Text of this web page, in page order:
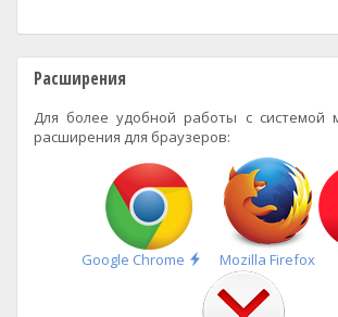
Расширения
Для более удобной работы с системой
расширения для браузеров:
Google Chrome
Быстрая
установка
Mozilla Firefox